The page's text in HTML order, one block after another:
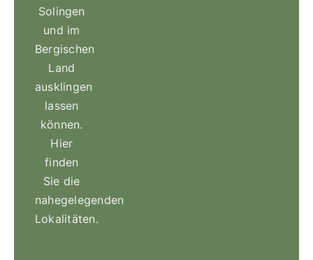
Solingen
und im
Bergischen
Land
ausklingen
lassen
können.
Hier
finden
Sie die
nahegelegenden
Lokalitäten.